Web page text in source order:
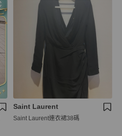
Saint Laurent
Saint Laurent連衣裙38碼